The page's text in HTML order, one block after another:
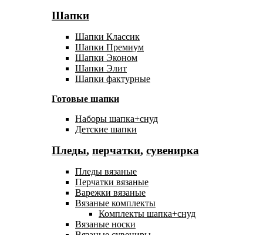
Шапки
Шапки Классик
Шапки Премиум
Шапки Эконом
Шапки Элит
Шапки фактурные
Готовые шапки
Наборы шапка+снуд
Детские шапки
Пледы, перчатки, сувенирка
Пледы вязаные
Перчатки вязаные
Варежки вязаные
Вязаные комплекты
Комплекты шапка+снуд
Вязаные носки